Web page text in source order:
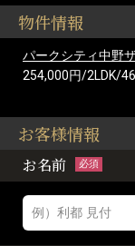
物件情報
パークシティ中野
254,000円/2LDK/
お客様情報
お名前 必須